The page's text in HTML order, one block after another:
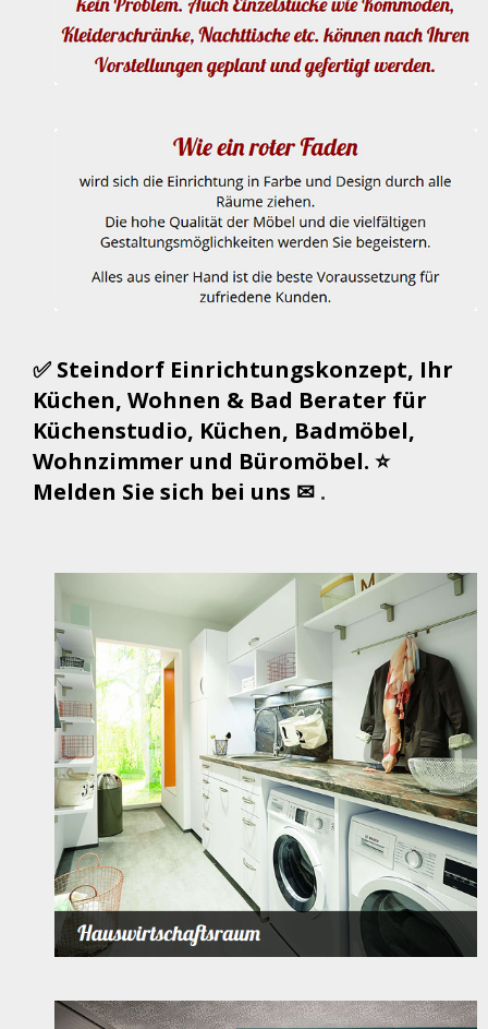
✅ Steindorf Einrichtungskonzept, Ihr
Küchen, Wohnen & Bad Berater für
Küchenstudio, Küchen, Badmöbel,
Wohnzimmer und Büromöbel. ⭐
Melden Sie sich bei uns ✉ .